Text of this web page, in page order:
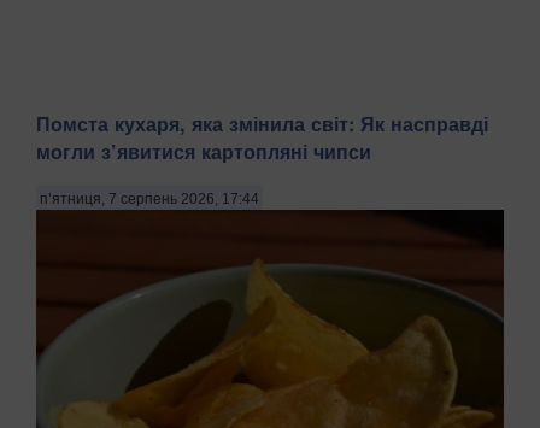
Помста кухаря, яка змінила світ: Як насправді
могли з’явитися картопляні чипси
п’ятниця, 7 серпень 2026, 17:44